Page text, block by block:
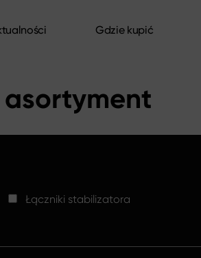
Gdzie kupić
Łączniki stabilizatora